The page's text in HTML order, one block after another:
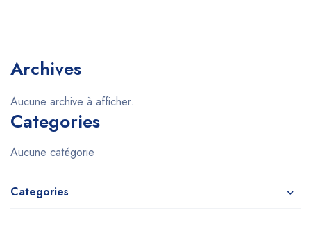
Archives
Aucune archive à afficher.
Categories
Aucune catégorie
Categories